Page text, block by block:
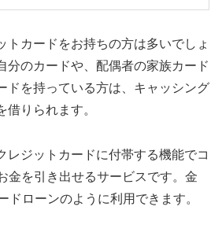
トカードをお持ちの方は多いでしょ
分のカードや、配偶者の家族カード
ドを持っている方は、キャッシング
りられます。
レジットカードに付帯する機能でコ
金を引き出せるサービスです。金
ドローンのように利用できます。